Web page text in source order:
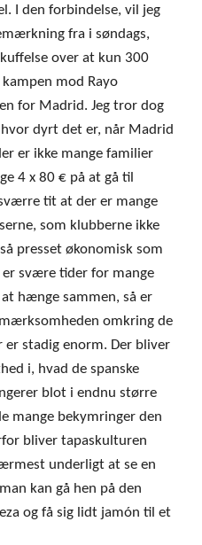
I den forbindelse, vil jeg
fra i søndags,
over at kun 300
mod Rayo
for Madrid. Jeg tror dog
dyrt det er, når Madrid
er ikke mange familier
4 x 80 € på at gå til
tit at der er mange
som klubberne ikke
presset økonomisk som
svære tider for mange
hænge sammen, så er
omkring de
stadig enorm. Der bliver
i, hvad de spanske
blot i endnu større
mange bekymringer den
bliver tapaskulturen
underligt at se en
kan gå hen på den
og få sig lidt jamón til et